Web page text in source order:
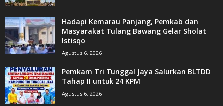
Hadapi Kemarau Panjang, Pemkab dan
Masyarakat Tulang Bawang Gelar Sholat
Istisqo
Agustus 6, 2026
Pemkam Tri Tunggal Jaya Salurkan BLTDD
Tahap II untuk 24 KPM
Agustus 6, 2026